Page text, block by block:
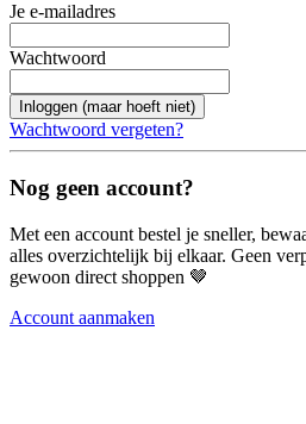
Je e-mailadres
Wachtwoord
Inloggen (maar hoeft niet)
Wachtwoord vergeten?
Nog geen account?
Met een account bestel je sneller,
alles overzichtelijk bij elkaar. Geen
gewoon direct shoppen 🤎
Account aanmaken